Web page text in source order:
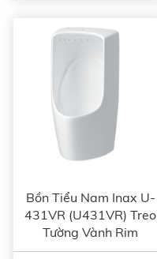
Bồn Tiểu Nam Inax U-
431VR (U431VR) Treo
Tường Vành Rim